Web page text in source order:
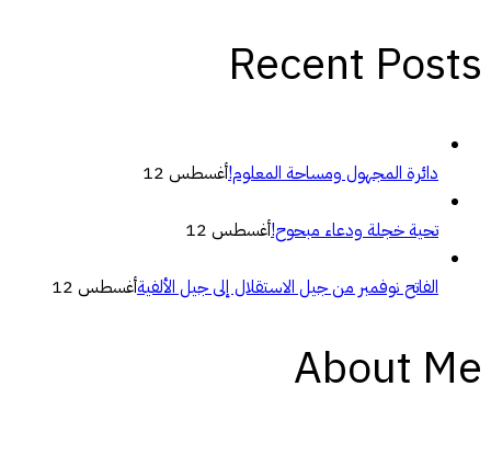
Recent Posts
دائرة المجهول ومساحة المعلوم!أغسطس 12
تحية خجلة ودعاء مبحوح!أغسطس 12
الفاتح نوفمبر من جيل الاستقلال إلى جيل الألفيةأغسطس 12
About Me